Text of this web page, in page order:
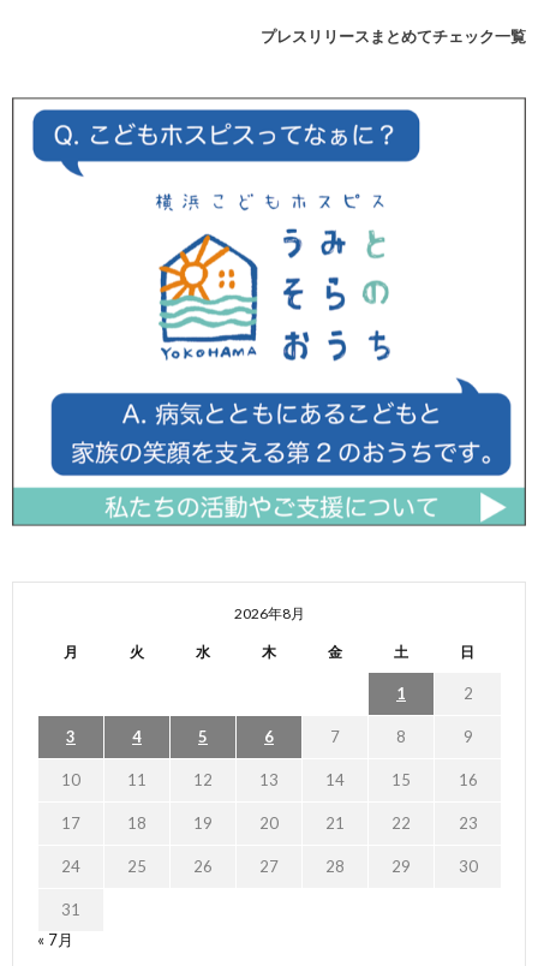
プレスリリースまとめてチェック一覧
2026年8月
月 火 水 木 金 土 日
1 2
3 4 5 6 7 8 9
10 11 12 13 14 15 16
17 18 19 20 21 22 23
24 25 26 27 28 29 30
31
« 7月